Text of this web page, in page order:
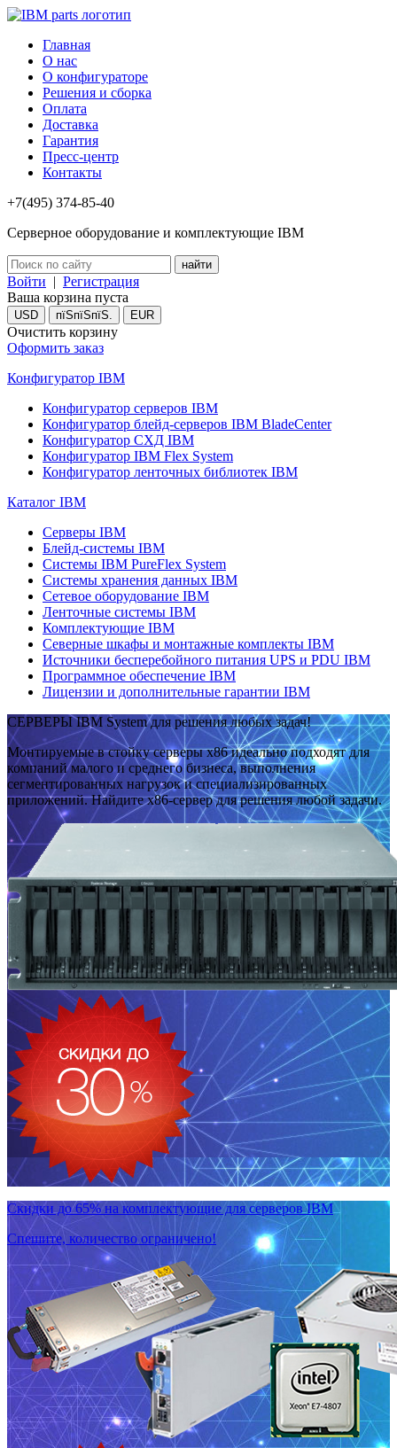
Главная
О нас
О конфигураторе
Решения и сборка
Оплата
Доставка
Гарантия
Пресс-центр
Контакты
+7(495) 374-85-40
Серверное оборудование и комплектующие IBM
Войти | Регистрация
Ваша корзина пуста
USD пїЅпїЅпїЅ. EUR
Очистить корзину
Оформить заказ
Конфигуратор IBM
Конфигуратор серверов IBM
Конфигуратор блейд-серверов IBM BladeCenter
Конфигуратор СХД IBM
Конфигуратор IBM Flex System
Конфигуратор ленточных библиотек IBM
Каталог IBM
Серверы IBM
Блейд-системы IBM
Системы IBM PureFlex System
Системы хранения данных IBM
Сетевое оборудование IBM
Ленточные системы IBM
Комплектующие IBM
Северные шкафы и монтажные комплекты IBM
Источники бесперебойного питания UPS и PDU IBM
Программное обеспечение IBM
Лицензии и дополнительные гарантии IBM
СЕРВЕРЫ IBM System для решения любых задач!
Монтируемые в стойку серверы x86 идеально подходят для
компаний малого и среднего бизнеса, выполнения
сегментированных нагрузок и специализированных
приложений. Найдите x86-сервер для решения любой задачи.
Скидки до 65% на комплектующие для серверов IBM
Спешите, количество ограничено!